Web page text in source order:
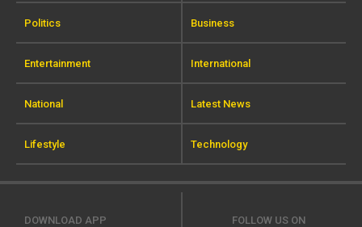
Politics Business
Entertainment International
National Latest News
Lifestyle Technology
DOWNLOAD APP FOLLOW US ON